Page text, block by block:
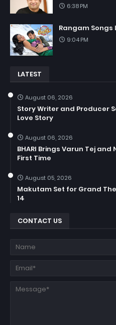
6:38 PM
Rangam Songs
9:04 PM
LATEST
August 06, 2026
Story Writer and Producer
Love Story
August 06, 2026
BHARI Brings Varun Tej
First Time
August 05, 2026
Makutam Set for Grand
14
CONTACT US